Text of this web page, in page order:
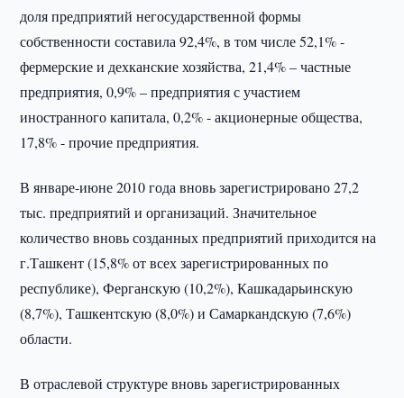
доля предприятий негосударственной формы
собственности составила 92,4%, в том числе 52,1% -
фермерские и дехканские хозяйства, 21,4% – частные
предприятия, 0,9% – предприятия с участием
иностранного капитала, 0,2% - акционерные общества,
17,8% - прочие предприятия.
В январе-июне 2010 года вновь зарегистрировано 27,2
тыс. предприятий и организаций. Значительное
количество вновь созданных предприятий приходится на
г.Ташкент (15,8% от всех зарегистрированных по
республике), Ферганскую (10,2%), Кашкадарьинскую
(8,7%), Ташкентскую (8,0%) и Самаркандскую (7,6%)
области.
В отраслевой структуре вновь зарегистрированных